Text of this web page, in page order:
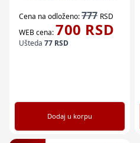
Cena na odloženo:777 RSD
WEB cena:700 RSD
Ušteda 77 RSD
Dodaj u korpu